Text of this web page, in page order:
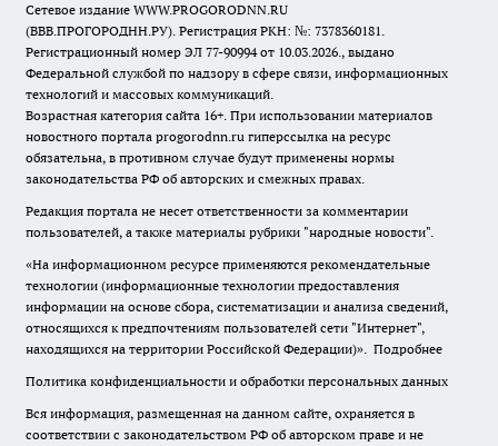
Сетевое издание WWW.PROGORODNN.RU
(ВВВ.ПРОГОРОДНН.РУ). Регистрация РКН: №: 7378360181.
Регистрационный номер ЭЛ 77-90994 от 10.03.2026., выдано
Федеральной службой по надзору в сфере связи, информационных
технологий и массовых коммуникаций.
Возрастная категория сайта 16+. При использовании материалов
новостного портала progorodnn.ru гиперссылка на ресурс
обязательна, в противном случае будут применены нормы
законодательства РФ об авторских и смежных правах.
Редакция портала не несет ответственности за комментарии
пользователей, а также материалы рубрики "народные новости".
«На информационном ресурсе применяются рекомендательные
технологии (информационные технологии предоставления
информации на основе сбора, систематизации и анализа сведений,
относящихся к предпочтениям пользователей сети "Интернет",
находящихся на территории Российской Федерации)». Подробнее
Политика конфиденциальности и обработки персональных данных
Вся информация, размещенная на данном сайте, охраняется в
соответствии с законодательством РФ об авторском праве и не